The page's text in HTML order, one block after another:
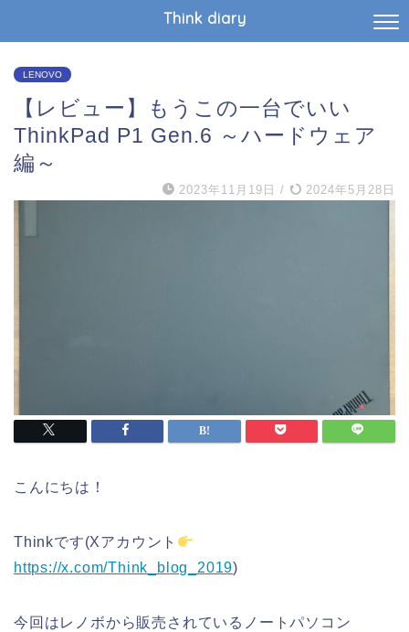
Think diary
LENOVO
【レビュー】もうこの一台でいい
ThinkPad P1 Gen.6 ～ハードウェア
編～
2023年11月19日 / 2024年5月28日
こんにちは！
Thinkです(Xアカウント
https://x.com/Think_blog_2019)
今回はレノボから販売されているノートパソコン